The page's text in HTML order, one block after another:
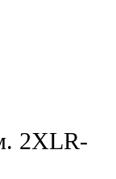
2XLR-